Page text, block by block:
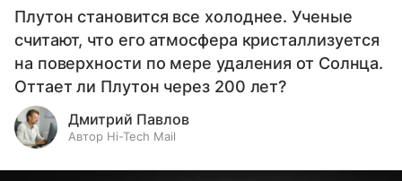
Плутон становится все холоднее. Ученые
считают, что его атмосфера кристаллизуется
на поверхности по мере удаления от Солнца.
Оттает ли Плутон через 200 лет?
Дмитрий Павлов
Автор Hi-Tech Mail